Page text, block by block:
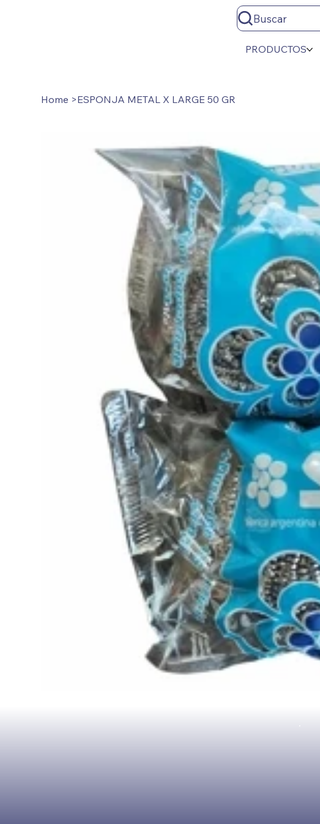
Buscar
PRODUCTOS
Home >ESPONJA METAL X LARGE 50 GR